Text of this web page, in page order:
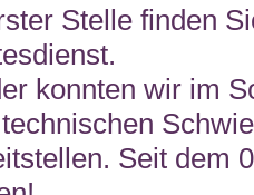
Stelle finden
konnten wir im
Seit dem